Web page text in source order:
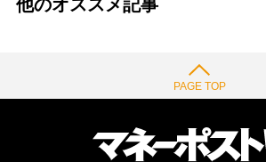
他のオススメ記事
PAGE TOP